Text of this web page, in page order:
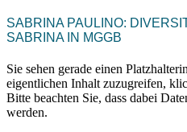
SABRINA PAULINO:
SABRINA IN MGGB
Sie sehen gerade einen
eigentlichen Inhalt zuzugreifen,
Bitte beachten Sie, dass dabei
werden.